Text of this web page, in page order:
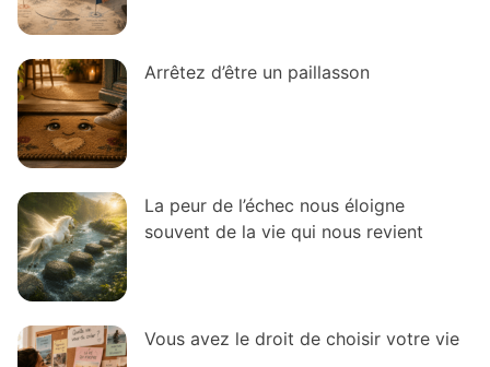
Arrêtez d’être un paillasson
La peur de l’échec nous éloigne
souvent de la vie qui nous revient
Vous avez le droit de choisir votre vie